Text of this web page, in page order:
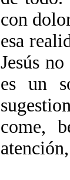
con
esa
Jesús
es un
come,